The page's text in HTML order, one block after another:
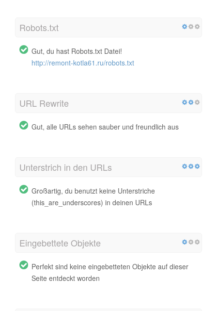
Robots.txt
Gut, du hast Robots.txt Datei!
http://remont-kotla61.ru/robots.txt
URL Rewrite
Gut, alle URLs sehen sauber und freundlich aus
Unterstrich in den URLs
Großartig, du benutzt keine Unterstriche
(this_are_underscores) in deinen URLs
Eingebettete Objekte
Perfekt sind keine eingebetteten Objekte auf dieser
Seite entdeckt worden